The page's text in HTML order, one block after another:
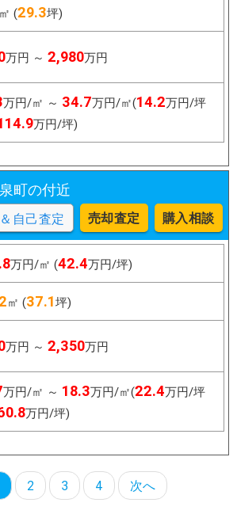
㎡ (29.3坪)
万円 ～ 2,980万円
万円/㎡ ～ 34.7万円/㎡(14.2万円/坪
万円/坪)
町の付近
自己査定 売却査定 購入相談
万円/㎡ (42.4万円/坪)
㎡ (37.1坪)
万円 ～ 2,350万円
万円/㎡ ～ 18.3万円/㎡(22.4万円/坪
万円/坪)
2 3 4 次へ